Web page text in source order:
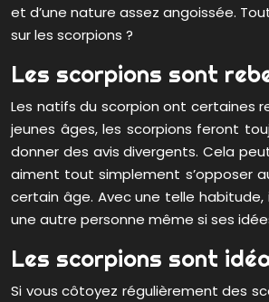
et d’une nature assez angoissée.
sur les scorpions ?
Les scorpions sont
Les natifs du scorpion ont certaines
jeunes âges, les scorpions feront
donner des avis divergents. Cela
aiment tout simplement s’opposer
certain âge. Avec une telle
une autre personne même si ses
Les scorpions sont
Si vous côtoyez régulièrement des